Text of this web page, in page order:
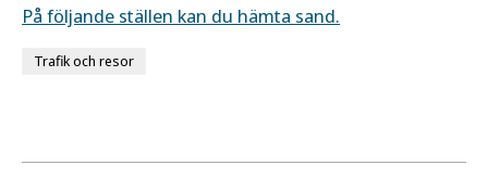
På följande ställen kan du hämta sand.
Trafik och resor